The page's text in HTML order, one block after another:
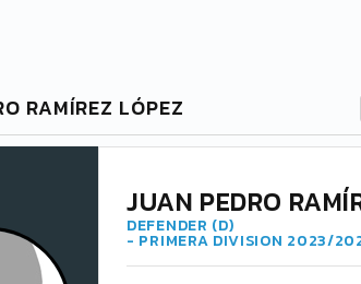
RAMÍREZ LÓPEZ
JUAN PEDRO
DEFENDER (D)
- PRIMERA DIVISION 2023/